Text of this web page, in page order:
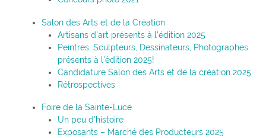
Salon des Arts et de la Création
Artisans d’art présents à l’édition 2025
Peintres, Sculpteurs, Dessinateurs, Photographes
présents à l’édition 2025!
Candidature Salon des Arts et de la création 2025
Rétrospectives
Foire de la Sainte-Luce
Un peu d’histoire
Exposants – Marché des Producteurs 2025